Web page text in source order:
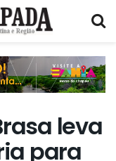
leva
para